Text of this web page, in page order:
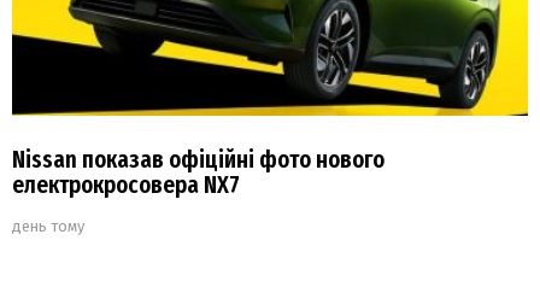
Nissan показав офіційні фото нового
електрокросовера NX7
день тому